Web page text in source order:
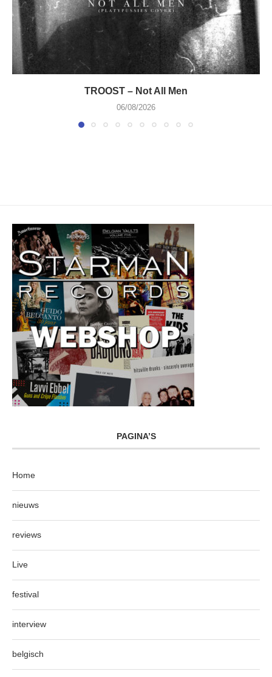
TROOST – Not All Men
06/08/2026
PAGINA’S
Home
nieuws
reviews
Live
festival
interview
belgisch